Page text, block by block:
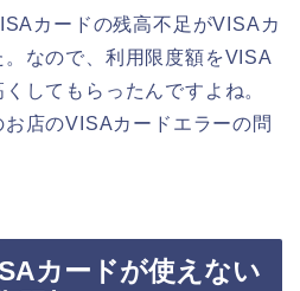
カードの残高不足がVISAカ
なので、利用限度額をVISA
してもらったんですよね。
店のVISAカードエラーの問
カードが使えない